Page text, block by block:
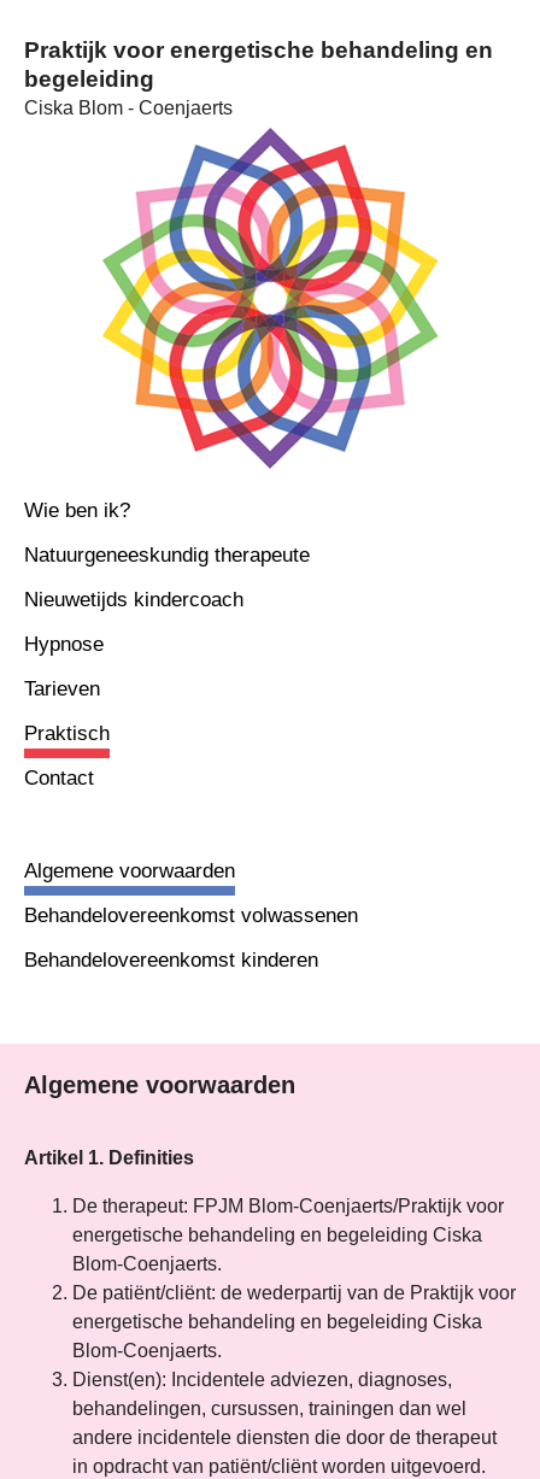
Praktijk voor energetische behandeling en
begeleiding
Ciska Blom - Coenjaerts
Wie ben ik?
Natuurgeneeskundig therapeute
Nieuwetijds kindercoach
Hypnose
Tarieven
Praktisch
Contact
Algemene voorwaarden
Behandelovereenkomst volwassenen
Behandelovereenkomst kinderen
Algemene voorwaarden
Artikel 1. Definities
De therapeut: FPJM Blom-Coenjaerts/Praktijk voor
energetische behandeling en begeleiding Ciska
Blom-Coenjaerts.
De patiënt/cliënt: de wederpartij van de Praktijk voor
energetische behandeling en begeleiding Ciska
Blom-Coenjaerts.
Dienst(en): Incidentele adviezen, diagnoses,
behandelingen, cursussen, trainingen dan wel
andere incidentele diensten die door de therapeut
in opdracht van patiënt/cliënt worden uitgevoerd.